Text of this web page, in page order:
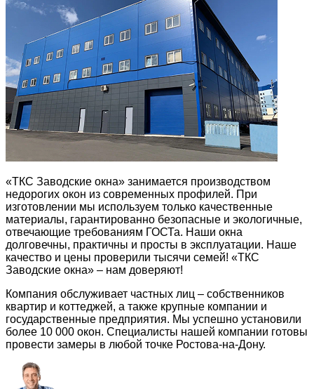
«ТКС Заводские окна» занимается производством
недорогих окон из современных профилей. При
изготовлении мы используем только качественные
материалы, гарантированно безопасные и экологичные,
отвечающие требованиям ГОСТа. Наши окна
долговечны, практичны и просты в эксплуатации. Наше
качество и цены проверили тысячи семей! «ТКС
Заводские окна» – нам доверяют!
Компания обслуживает частных лиц – собственников
квартир и коттеджей, а также крупные компании и
государственные предприятия. Мы успешно установили
более 10 000 окон. Специалисты нашей компании готовы
провести замеры в любой точке Ростова-на-Дону.